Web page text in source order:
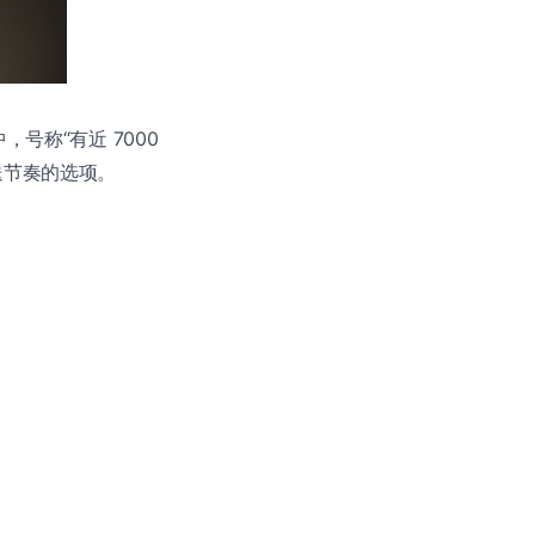
，号称“有近 7000
奏的选项。